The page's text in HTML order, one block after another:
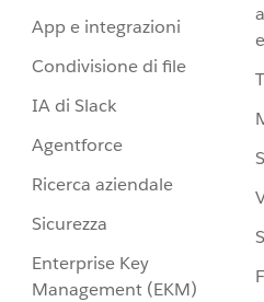
App e integrazioni
Condivisione di file
IA di Slack
Agentforce
Ricerca aziendale
Sicurezza
Enterprise Key
Management (EKM)